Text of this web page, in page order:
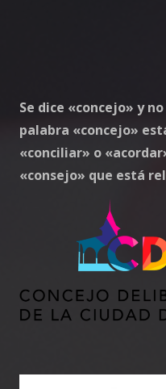
Se dice «concejo» y
palabra «concejo»
«conciliar» o
«consejo» que está